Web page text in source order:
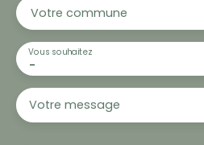
Votre commune
-
Vous souhaitez
Votre message